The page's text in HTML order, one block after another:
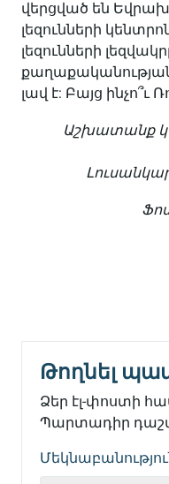
վերցված են
լեզունների
լեզունների
լավ է: Բայց ինչո՞ւ
Աշխատանք
Թողնել
Ձեր էլ-փոստի
Պարտադիր